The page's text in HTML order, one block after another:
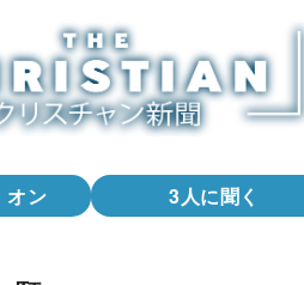
オン 3人に聞く